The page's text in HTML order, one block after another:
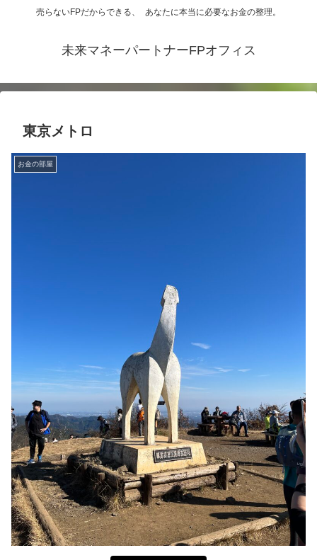
売らないFPだからできる、 あなたに本当に必要なお金の整理。
未来マネーパートナーFPオフィス
東京メトロ
お金の部屋